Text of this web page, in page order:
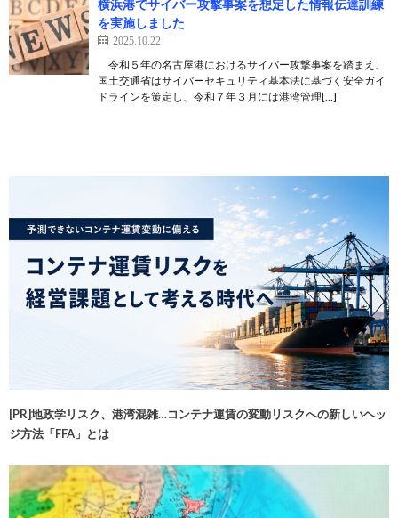
横浜港でサイバー攻撃事案を想定した情報伝達訓練
を実施しました
2025.10.22
令和５年の名古屋港におけるサイバー攻撃事案を踏まえ、
国土交通省はサイバーセキュリティ基本法に基づく安全ガイ
ドラインを策定し、令和７年３月には港湾管理[…]
[PR]地政学リスク、港湾混雑…コンテナ運賃の変動リスクへの新しいヘッ
ジ方法「FFA」とは